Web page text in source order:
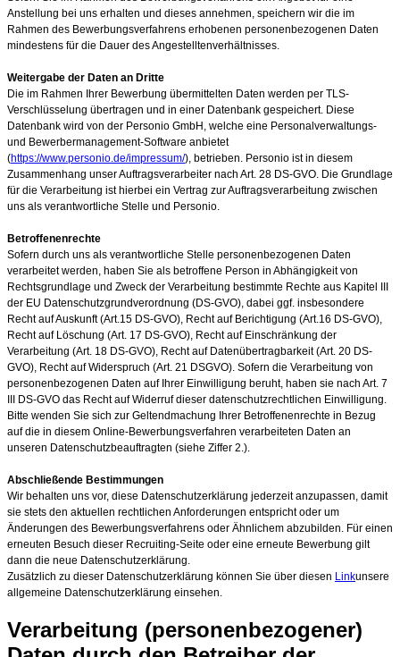
Anstellung bei uns erhalten und dieses annehmen, speichern wir die im
Rahmen des Bewerbungsverfahrens erhobenen personenbezogenen Daten
mindestens für die Dauer des Angestelltenverhältnisses.
Weitergabe der Daten an Dritte
Die im Rahmen Ihrer Bewerbung übermittelten Daten werden per TLS-
Verschlüsselung übertragen und in einer Datenbank gespeichert. Diese
Datenbank wird von der Personio GmbH, welche eine Personalverwaltungs-
und Bewerbermanagement-Software anbietet
(https://www.personio.de/impressum/), betrieben. Personio ist in diesem
Zusammenhang unser Auftragsverarbeiter nach Art. 28 DS-GVO. Die Grundlage
für die Verarbeitung ist hierbei ein Vertrag zur Auftragsverarbeitung zwischen
uns als verantwortliche Stelle und Personio.
Betroffenenrechte
Sofern durch uns als verantwortliche Stelle personenbezogenen Daten
verarbeitet werden, haben Sie als betroffene Person in Abhängigkeit von
Rechtsgrundlage und Zweck der Verarbeitung bestimmte Rechte aus Kapitel III
der EU Datenschutzgrundverordnung (DS-GVO), dabei ggf. insbesondere
Recht auf Auskunft (Art.15 DS-GVO), Recht auf Berichtigung (Art.16 DS-GVO),
Recht auf Löschung (Art. 17 DS-GVO), Recht auf Einschränkung der
Verarbeitung (Art. 18 DS-GVO), Recht auf Datenübertragbarkeit (Art. 20 DS-
GVO), Recht auf Widerspruch (Art. 21 DSGVO). Sofern die Verarbeitung von
personenbezogenen Daten auf Ihrer Einwilligung beruht, haben sie nach Art. 7
III DS-GVO das Recht auf Widerruf dieser datenschutzrechtlichen Einwilligung.
Bitte wenden Sie sich zur Geltendmachung Ihrer Betroffenenrechte in Bezug
auf die in diesem Online-Bewerbungsverfahren verarbeiteten Daten an
unseren Datenschutzbeauftragten (siehe Ziffer 2.).
Abschließende Bestimmungen
Wir behalten uns vor, diese Datenschutzerklärung jederzeit anzupassen, damit
sie stets den aktuellen rechtlichen Anforderungen entspricht oder um
Änderungen des Bewerbungsverfahrens oder Ähnlichem abzubilden. Für einen
erneuten Besuch dieser Recruiting-Seite oder eine erneute Bewerbung gilt
dann die neue Datenschutzerklärung.
Zusätzlich zu dieser Datenschutzerklärung können Sie über diesen Linkunsere
allgemeine Datenschutzerklärung einsehen.
Verarbeitung (personenbezogener)